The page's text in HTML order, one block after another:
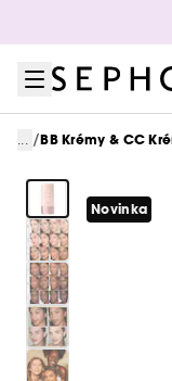
Přejít na hlavní
... /BB Krémy & CC
Novinka